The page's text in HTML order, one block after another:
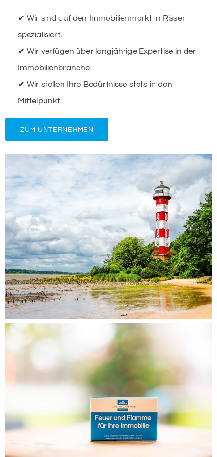
✔ Wir sind auf den Immobilienmarkt in Rissen
spezialisiert.
✔ Wir verfügen über langjährige Expertise in der
Immobilienbranche.
✔ Wir stellen Ihre Bedürfnisse stets in den
Mittelpunkt.
ZUM UNTERNEHMEN